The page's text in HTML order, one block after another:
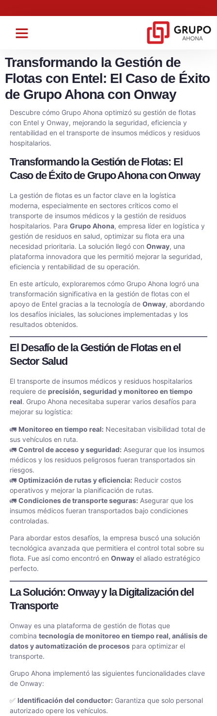
Transformando la Gestión de
Flotas con Entel: El Caso de Éxito
de Grupo Ahona con Onway
Descubre cómo Grupo Ahona optimizó su gestión de flotas
con Entel y Onway, mejorando la seguridad, eficiencia y
rentabilidad en el transporte de insumos médicos y residuos
hospitalarios.
Transformando la Gestión de Flotas: El
Caso de Éxito de Grupo Ahona con Onway
La gestión de flotas es un factor clave en la logística
moderna, especialmente en sectores críticos como el
transporte de insumos médicos y la gestión de residuos
hospitalarios. Para Grupo Ahona, empresa líder en logística y
gestión de residuos en salud, optimizar su flota era una
necesidad prioritaria. La solución llegó con Onway, una
plataforma innovadora que les permitió mejorar la seguridad,
eficiencia y rentabilidad de su operación.
En este artículo, exploraremos cómo Grupo Ahona logró una
transformación significativa en la gestión de flotas con el
apoyo de Entel gracias a la tecnología de Onway, abordando
los desafíos iniciales, las soluciones implementadas y los
resultados obtenidos.
El Desafío de la Gestión de Flotas en el
Sector Salud
El transporte de insumos médicos y residuos hospitalarios
requiere de precisión, seguridad y monitoreo en tiempo
real. Grupo Ahona necesitaba superar varios desafíos para
mejorar su logística:
🚛 Monitoreo en tiempo real: Necesitaban visibilidad total de
sus vehículos en ruta.
🚛 Control de acceso y seguridad: Asegurar que los insumos
médicos y los residuos peligrosos fueran transportados sin
riesgos.
🚛 Optimización de rutas y eficiencia: Reducir costos
operativos y mejorar la planificación de rutas.
🚛 Condiciones de transporte seguras: Asegurar que los
insumos médicos fueran transportados bajo condiciones
controladas.
Para abordar estos desafíos, la empresa buscó una solución
tecnológica avanzada que permitiera el control total sobre su
flota. Fue así como encontró en Onway el aliado estratégico
perfecto.
La Solución: Onway y la Digitalización del
Transporte
Onway es una plataforma de gestión de flotas que
combina tecnología de monitoreo en tiempo real, análisis de
datos y automatización de procesos para optimizar el
transporte.
Grupo Ahona implementó las siguientes funcionalidades clave
de Onway:
✅ Identificación del conductor: Garantiza que solo personal
autorizado opere los vehículos.